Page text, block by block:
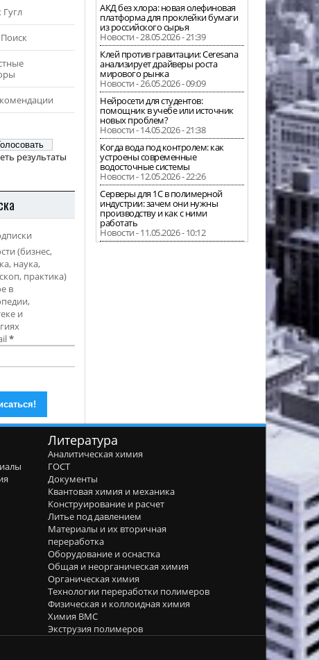
Гугл
результаты
(бизнес,
наука,
практика)
в
и
*
АКД без хлора: новая олефиновая
платформа для проклейки бумаги
из российского сырья
Новости - 28.05.2026 - 21:39
Клей против гравитации: Ceresana
анализирует драйверы роста
мирового рынка
Новости - 26.05.2026 - 09:09
Нейросети для студентов:
помощник в учебе или источник
новых проблем?
Новости - 14.05.2026 - 21:38
Когда вода под контролем: как
устроены современные
водосточные системы
Новости - 12.05.2026 - 22:26
Серверы для 1С в полимерной
индустрии: зачем они нужны
производству и как с ними
работать
Новости - 11.05.2026 - 10:12
Литература
Аналитическая химия
ГОСТ
Документы
Квантовая химия и механика
Конструирование и расчет
Литье под давлением
Материалы и их вторичная
переработка
Оборудование и оснастка
Общая и неорганическая химия
Органическая химия
Технологии переработки полимеров
Физическая и коллоидная химия
Химия ВМС
Экструзия полимеров